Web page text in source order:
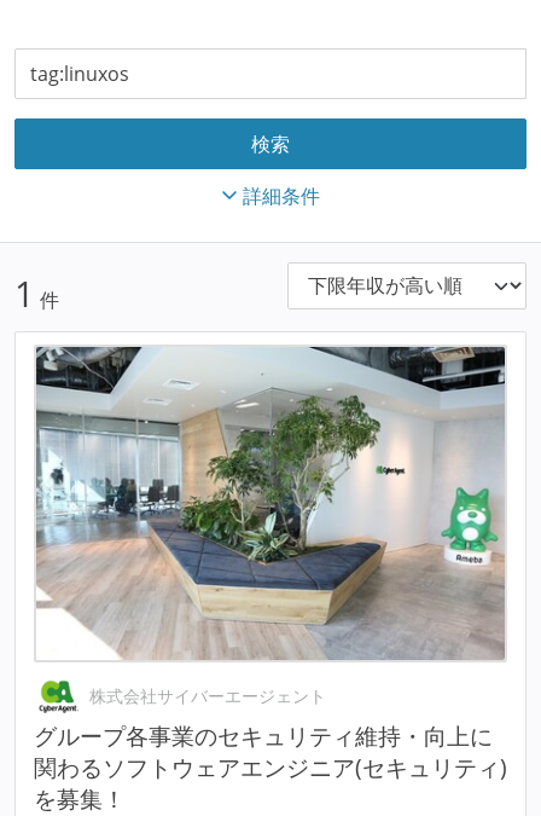
詳細条件
1 件
株式会社サイバーエージェント
グループ各事業のセキュリティ維持・向上に
関わるソフトウェアエンジニア(セキュリティ)
を募集！